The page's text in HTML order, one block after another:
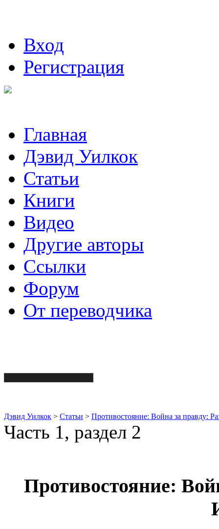
Вход
Регистрация
Главная
Дэвид Уилкок
Статьи
Книги
Видео
Другие авторы
Ссылки
Форум
От переводчика
Дэвид Уилкок > Статьи > Противостояние: Война за правду:
Часть 1, раздел 2
Противостояние: